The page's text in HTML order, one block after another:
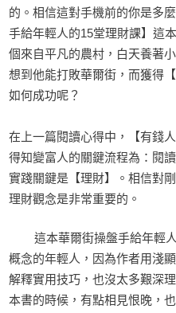
的。相信這對手機前的你是多
手給年輕人的15堂理財課】這
個來自平凡的農村，白天養著
想到他能打敗華爾街，而獲得
如何成功呢？
在上一篇閱讀心得中，【有錢
得知變富人的關鍵流程為：閱
實踐關鍵是【理財】。相信對
理財觀念是非常重要的。
這本華爾街操盤手給年輕人
概念的年輕人，因為作者用淺
解釋實用技巧，也沒太多艱深
本書的時候，有點相見恨晚，